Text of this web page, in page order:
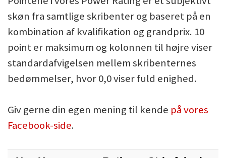
skøn fra samtlige skribenter og baseret på en
kombination af kvalifikation og grandprix. 10
point er maksimum og kolonnen til højre viser
standardafvigelsen mellem skribenternes
bedømmelser, hvor 0,0 viser fuld enighed.
Giv gerne din egen mening til kende på vores
Facebook-side.